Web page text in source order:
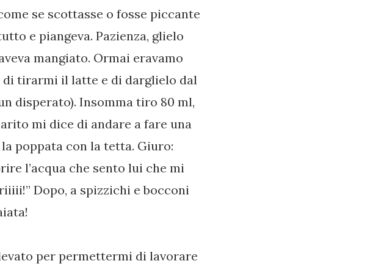
se scottasse o fosse piccante
e piangeva. Pazienza, glielo
mangiato. Ormai eravamo
di tirarmi il latte e di darglielo dal
disperato). Insomma tiro 80 ml,
mi dice di andare a fare una
poppata con la tetta. Giuro:
l’acqua che sento lui che mi
Dopo, a spizzichi e bocconi
per permettermi di lavorare